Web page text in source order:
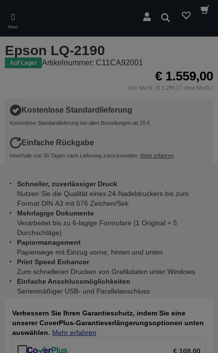
main
content
Menü
Suchen
Epson LQ-2190
Auf Lager Artikelnummer: C11CA92001
€ 1.559,00
inkl. MwSt. (€ 1.299,17 ohne MwSt.)
Kostenlose Standardlieferung
Kostenlose Standardlieferung bei allen Bestellungen ab 25 €
Einfache Rückgabe
Innerhalb von 30 Tagen nach Lieferung zurücksenden. Mehr erfahren
Schneller, zuverlässiger Druck
Nutzen Sie die Qualität eines 24-Nadeldruckers bis zum
Format DIN A3 mit 576 Zeichen/Sek.
Mehrlagige Dokumente
Verarbeitet bis zu 6-lagige Formulare (1 Original + 5
Durchschläge)
Papiermanagement
Papierwege mit Einzug vorne, hinten und unten
Print Speed Enhancer
Zum schnelleren Drucken von Grafikdaten unter Windows
Einfache Anschlussmöglichkeiten
Serienmäßiger USB- und Parallelanschluss
Verbessern Sie Ihren Garantieschutz, indem Sie eine
unserer CoverPlus-Garantieverlängerungsoptionen unten
auswählen. Mehr erfahren
€ 108,00